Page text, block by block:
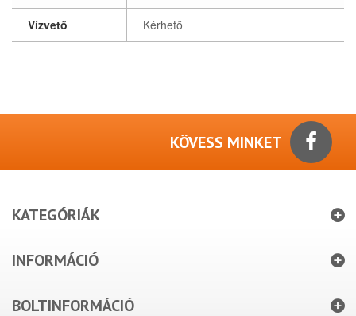
Vízvető Kérhető
KÖVESS MINKET
KATEGÓRIÁK
INFORMÁCIÓ
BOLTINFORMÁCIÓ